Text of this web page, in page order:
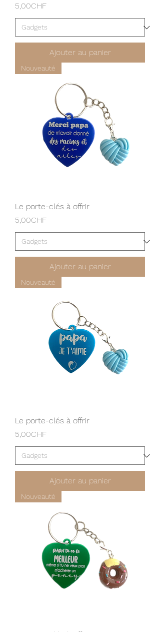
Prix
5,00CHF
Ajouter au panier
Nouveauté
Le porte-clés à offrir
Prix
5,00CHF
Ajouter au panier
Nouveauté
Le porte-clés à offrir
Prix
5,00CHF
Ajouter au panier
Nouveauté